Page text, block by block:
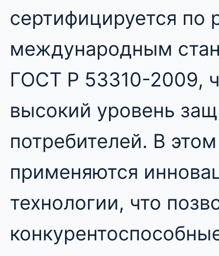
сертифицируется по
международным
ГОСТ Р 53310-2009,
высокий уровень
потребителей. В
применяются
технологии, что